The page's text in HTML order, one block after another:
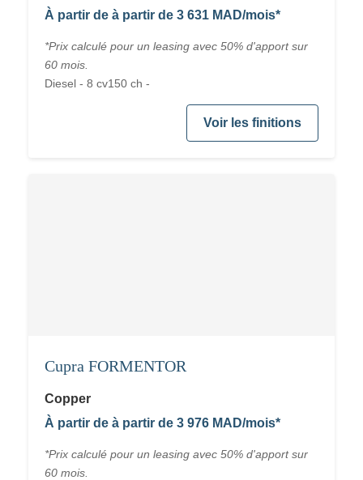
À partir de à partir de 3 631 MAD/mois*
*Prix calculé pour un leasing avec 50% d'apport sur
60 mois.
Diesel - 8 cv150 ch -
Voir les finitions
Cupra FORMENTOR
Copper
À partir de à partir de 3 976 MAD/mois*
*Prix calculé pour un leasing avec 50% d'apport sur
60 mois.